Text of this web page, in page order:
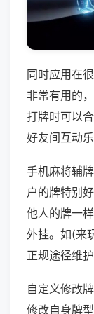
同时应用在
非常有用的
打牌时可以
好友间互动乐
手机麻将辅
户的牌特别
他人的牌一
外挂。如(来
正规途径维护
自定义修改
修改自身牌